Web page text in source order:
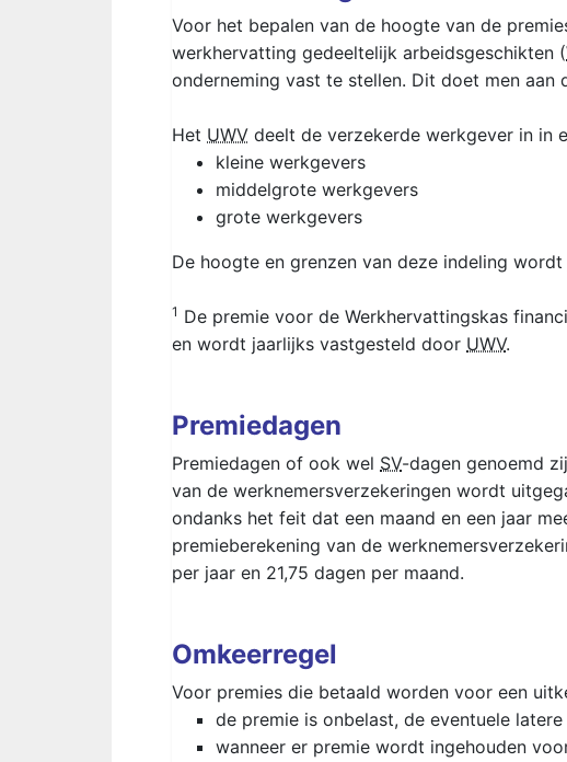
Voor het bepalen van de hoogte van de
werkhervatting gedeeltelijk arbeidsgeschikten (
onderneming vast te stellen. Dit doet men aan
Het UWV deelt de verzekerde werkgever in in
kleine werkgevers
middelgrote werkgevers
grote werkgevers
De hoogte en grenzen van deze indeling
1 De premie voor de Werkhervattingskas
en wordt jaarlijks vastgesteld door UWV.
Premiedagen
Premiedagen of ook wel SV-dagen genoemd
van de werknemersverzekeringen wordt
ondanks het feit dat een maand en een jaar
premieberekening van de
per jaar en 21,75 dagen per maand.
Omkeerregel
Voor premies die betaald worden voor een
de premie is onbelast, de eventuele
wanneer er premie wordt ingehouden